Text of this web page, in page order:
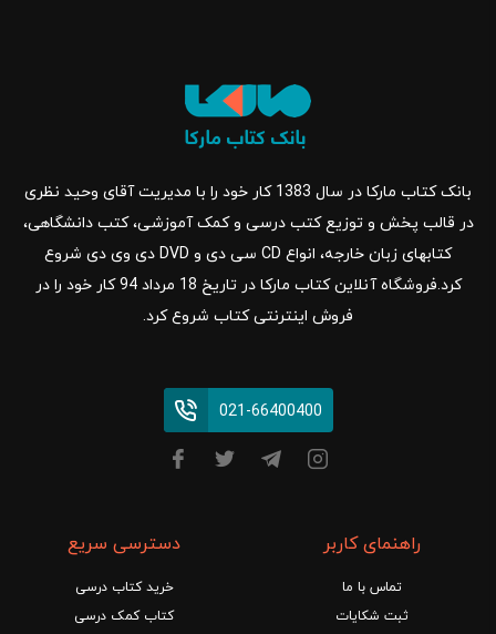
بانک کتاب مارکا در سال 1383 کار خود را با مدیریت آقای وحید نظری
در قالب پخش و توزیع کتب درسی و کمک آموزشی، کتب دانشگاهی،
کتابهای زبان خارجه، انواع CD سی دی و DVD دی وی دی شروع
کرد.فروشگاه آنلاین کتاب مارکا در تاریخ 18 مرداد 94 کار خود را در
فروش اینترنتی کتاب شروع کرد.
021-66400400
راهنمای کاربر
تماس با ما
ثبت شکایات
دسترسی سریع
خرید کتاب درسی
کتاب کمک درسی